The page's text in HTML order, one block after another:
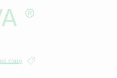
® OXALIPLATIN TEVA
מחלת